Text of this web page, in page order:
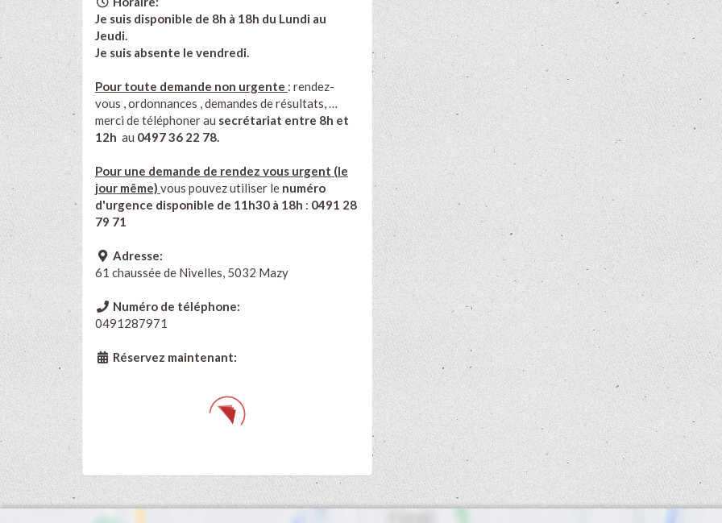
Je suis disponible de 8h à 18h du Lundi au
Jeudi.
Je suis absente le vendredi.
Pour toute demande non urgente : rendez-
vous , ordonnances , demandes de résultats, …
merci de téléphoner au secrétariat entre 8h et
12h au 0497 36 22 78.
Pour une demande de rendez vous urgent (le
jour même) vous pouvez utiliser le numéro
d'urgence disponible de 11h30 à 18h : 0491 28
79 71
Adresse:
61 chaussée de Nivelles, 5032 Mazy
Numéro de téléphone:
0491287971
Réservez maintenant: